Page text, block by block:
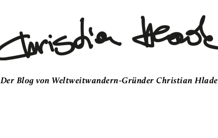
Der Blog von Weltweitwandern-Gründer Christian Hlade